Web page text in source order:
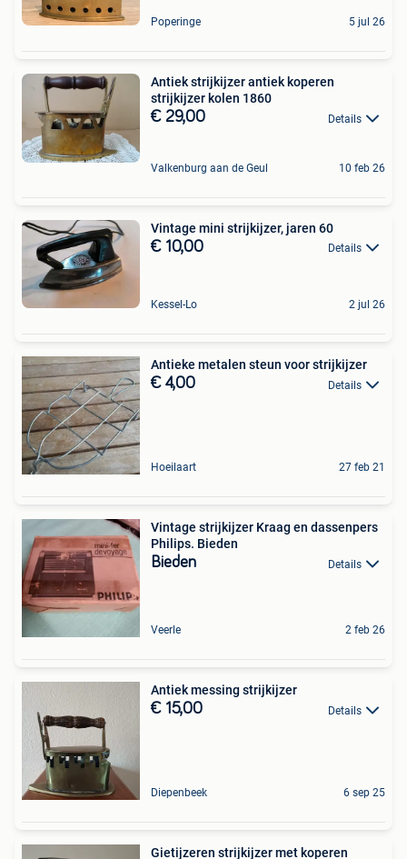
Poperinge 5 jul 26
Antiek strijkijzer antiek koperen
strijkijzer kolen 1860
€ 29,00 Details
Valkenburg aan de Geul 10 feb 26
Vintage mini strijkijzer, jaren 60
€ 10,00 Details
Kessel-Lo 2 jul 26
Antieke metalen steun voor strijkijzer
€ 4,00 Details
Hoeilaart 27 feb 21
Vintage strijkijzer Kraag en dassenpers
Philips. Bieden
Bieden Details
Veerle 2 feb 26
Antiek messing strijkijzer
€ 15,00 Details
Diepenbeek 6 sep 25
Gietijzeren strijkijzer met koperen